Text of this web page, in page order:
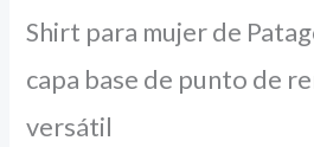
Shirt para mujer de
capa base de punto de
versátil